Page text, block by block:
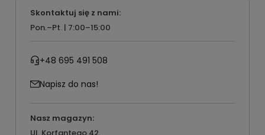
Skontaktuj się z nami:
Pon.–Pt. | 7:00–15:00
+48 695 491 508
Napisz do nas!
Nasz magazyn:
Ul. Korfantego 42,